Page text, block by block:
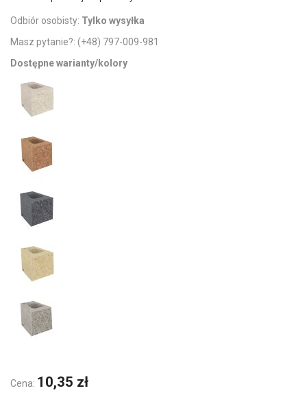
Odbiór osobisty: Tylko wysyłka
Masz pytanie?: (+48) 797-009-981
Dostępne warianty/kolory
Cena: 10,35 zł